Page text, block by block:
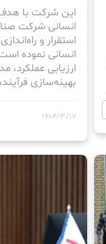
این شرکت با
انسانی شرکت
استقرار و
انسانی نموده
ارزیابی عملکرد،
بهینه‌سازی
1404/3/17